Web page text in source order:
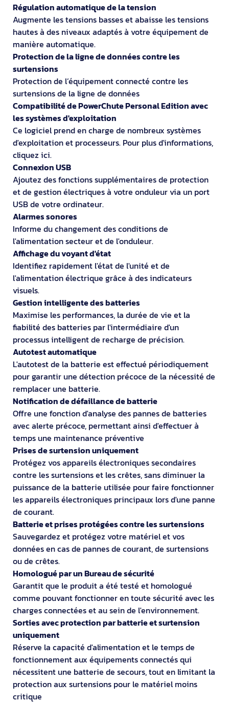
Régulation automatique de la tension
Augmente les tensions basses et abaisse les tensions
hautes à des niveaux adaptés à votre équipement de
manière automatique.
Protection de la ligne de données contre les
surtensions
Protection de l’équipement connecté contre les
surtensions de la ligne de données
Compatibilité de PowerChute Personal Edition avec
les systèmes d'exploitation
Ce logiciel prend en charge de nombreux systèmes
d'exploitation et processeurs. Pour plus d'informations,
cliquez ici.
Connexion USB
Ajoutez des fonctions supplémentaires de protection
et de gestion électriques à votre onduleur via un port
USB de votre ordinateur.
Alarmes sonores
Informe du changement des conditions de
l'alimentation secteur et de l'onduleur.
Affichage du voyant d'état
Identifiez rapidement l'état de l'unité et de
l'alimentation électrique grâce à des indicateurs
visuels.
Gestion intelligente des batteries
Maximise les performances, la durée de vie et la
fiabilité des batteries par l'intermédiaire d'un
processus intelligent de recharge de précision.
Autotest automatique
L'autotest de la batterie est effectué périodiquement
pour garantir une détection précoce de la nécessité de
remplacer une batterie.
Notification de défaillance de batterie
Offre une fonction d'analyse des pannes de batteries
avec alerte précoce, permettant ainsi d'effectuer à
temps une maintenance préventive
Prises de surtension uniquement
Protégez vos appareils électroniques secondaires
contre les surtensions et les crêtes, sans diminuer la
puissance de la batterie utilisée pour faire fonctionner
les appareils électroniques principaux lors d'une panne
de courant.
Batterie et prises protégées contre les surtensions
Sauvegardez et protégez votre matériel et vos
données en cas de pannes de courant, de surtensions
ou de crêtes.
Homologué par un Bureau de sécurité
Garantit que le produit a été testé et homologué
comme pouvant fonctionner en toute sécurité avec les
charges connectées et au sein de l'environnement.
Sorties avec protection par batterie et surtension
uniquement
Réserve la capacité d'alimentation et le temps de
fonctionnement aux équipements connectés qui
nécessitent une batterie de secours, tout en limitant la
protection aux surtensions pour le matériel moins
critique